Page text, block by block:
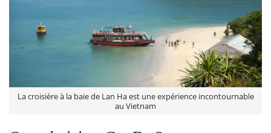
La croisière à la baie de Lan Ha est une expérience incontournable
au Vietnam